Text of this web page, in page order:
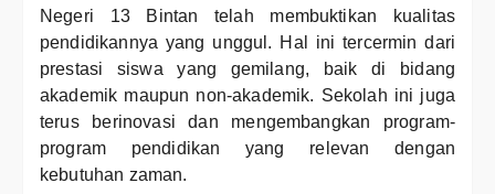
Negeri 13 Bintan telah membuktikan kualitas
pendidikannya yang unggul. Hal ini tercermin dari
prestasi siswa yang gemilang, baik di bidang
akademik maupun non-akademik. Sekolah ini juga
terus berinovasi dan mengembangkan program-
program pendidikan yang relevan dengan
kebutuhan zaman.